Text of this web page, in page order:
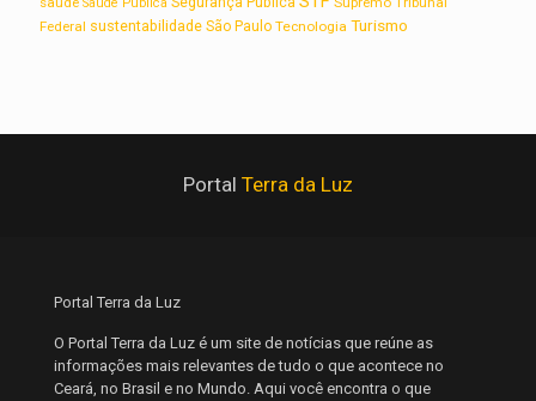
Saúde Pública
Federal sustentabilidade São Paulo Tecnologia Turismo
Portal Terra da Luz
Portal Terra da Luz
O Portal Terra da Luz é um site de notícias que reúne as
informações mais relevantes de tudo o que acontece no
Ceará, no Brasil e no Mundo. Aqui você encontra o que